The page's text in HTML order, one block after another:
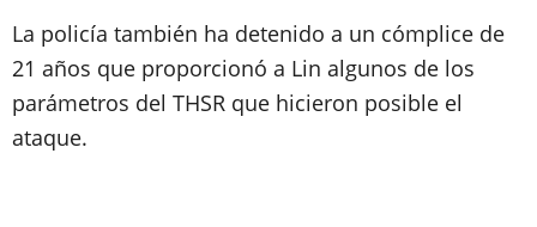
La policía también ha detenido a un cómplice de
21 años que proporcionó a Lin algunos de los
parámetros del THSR que hicieron posible el
ataque.